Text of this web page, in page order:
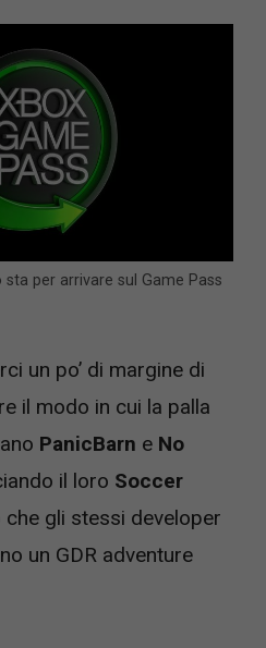
per arrivare sul Game Pass
un po’ di margine di
il modo in cui la palla
PanicBarn e No
il loro Soccer
che gli stessi developer
un GDR adventure